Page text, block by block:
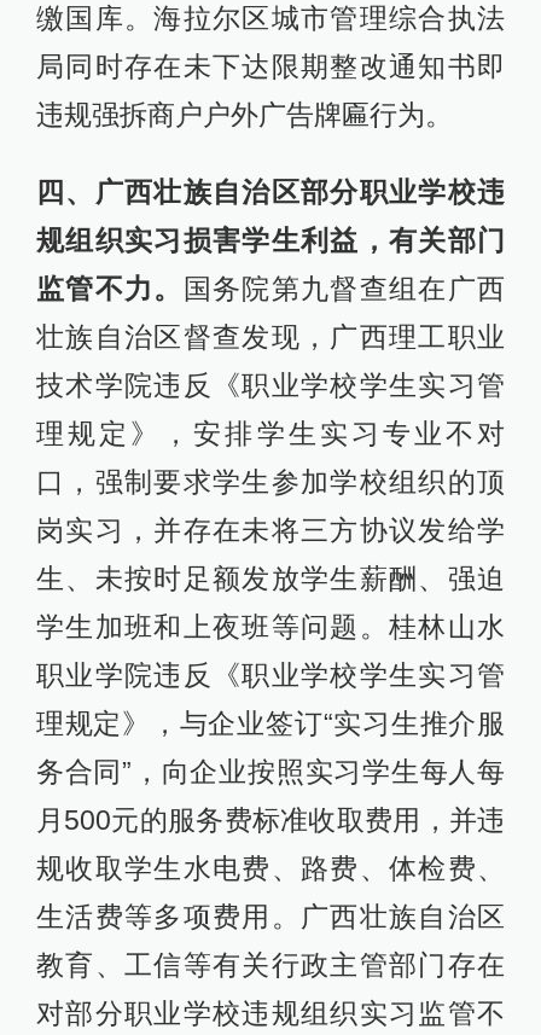
缴国库。海拉尔区城市管理综合执法
局同时存在未下达限期整改通知书即
违规强拆商户户外广告牌匾行为。
四、广西壮族自治区部分职业学校违
规组织实习损害学生利益，有关部门
监管不力。
国务院第九督查组在广西
壮族自治区督查发现，广西理工职业
技术学院违反《职业学校学生实习管
理规定》，安排学生实习专业不对
口，强制要求学生参加学校组织的顶
岗实习，并存在未将三方协议发给学
生、未按时足额发放学生薪酬、强迫
学生加班和上夜班等问题。桂林山水
职业学院违反《职业学校学生实习管
理规定》，与企业签订“实习生推介服
务合同”，向企业按照实习学生每人每
月500元的服务费标准收取费用，并违
规收取学生水电费、路费、体检费、
生活费等多项费用。广西壮族自治区
教育、工信等有关行政主管部门存在
对部分职业学校违规组织实习监管不